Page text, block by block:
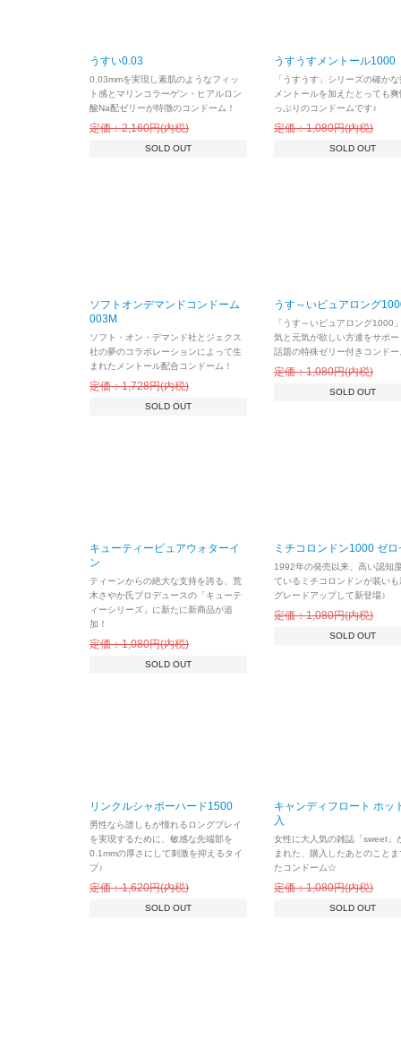
うすい0.03
0.03mmを実現し素肌のようなフィッ
ト感とマリンコラーゲン・ヒアルロン
酸Na配ゼリーが特徴のコンドーム！
定価：2,160円(内税)
SOLD OUT
うすうすメントール1000
「うすうす」シリーズの確か
メントールを加えたとっても
っぷりのコンドームです♪
定価：1,080円(内税)
SOLD OUT
ソフトオンデマンドコンドーム
003M
ソフト・オン・デマンド社とジェクス
社の夢のコラボレーションによって生
まれたメントール配合コンドーム！
定価：1,728円(内税)
SOLD OUT
うす～いピュアロング
「うす～いピュアロング1000
気と元気が欲しい方達をサポー
話題の特殊ゼリー付きコンドー
定価：1,080円(内税)
SOLD OUT
キューティーピュアウォターイ
ン
ティーンからの絶大な支持を誇る、荒
木さやか氏プロデュースの「キューテ
ィーシリーズ」に新たに新商品が追
加！
定価：1,080円(内税)
SOLD OUT
ミチコロンドン1000 ゼロ
1992年の発売以来、高い認知
ているミチコロンドンが装いも
グレードアップして新登場♪
定価：1,080円(内税)
SOLD OUT
リンクルシャポーハード1500
男性なら誰しもが憧れるロングプレイ
を実現するために、敏感な先端部を
0.1mmの厚さにして刺激を抑えるタイ
プ♪
定価：1,620円(内税)
SOLD OUT
キャンディフロート ホッ
入
女性に大人気の雑誌「sweet」
まれた、購入したあとのこと
たコンドーム☆
定価：1,080円(内税)
SOLD OUT